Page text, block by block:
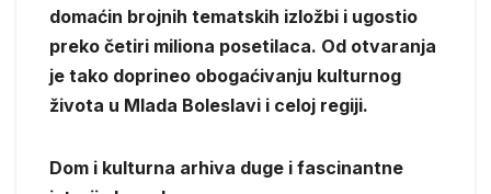
domaćin brojnih tematskih izložbi i ugostio
preko četiri miliona posetilaca. Od otvaranja
je tako doprineo obogaćivanju kulturnog
života u Mlada Boleslavi i celoj regiji.
Dom i kulturna arhiva duge i fascinantne